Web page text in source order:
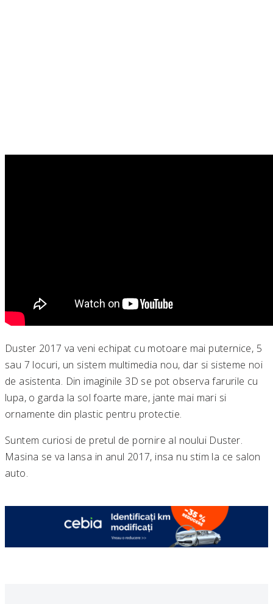
Duster 2017 va veni echipat cu motoare mai puternice, 5
sau 7 locuri, un sistem multimedia nou, dar si sisteme noi
de asistenta. Din imaginile 3D se pot observa farurile cu
lupa, o garda la sol foarte mare, jante mai mari si
ornamente din plastic pentru protectie.
Suntem curiosi de pretul de pornire al noului Duster.
Masina se va lansa in anul 2017, insa nu stim la ce salon
auto.